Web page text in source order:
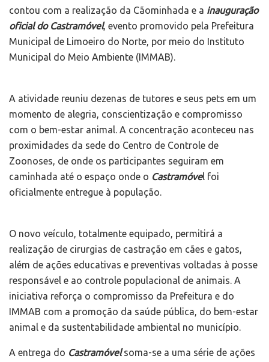
contou com a realização da Cãominhada e a inauguração
oficial do Castramóvel, evento promovido pela Prefeitura
Municipal de Limoeiro do Norte, por meio do Instituto
Municipal do Meio Ambiente (IMMAB).
A atividade reuniu dezenas de tutores e seus pets em um
momento de alegria, conscientização e compromisso
com o bem-estar animal. A concentração aconteceu nas
proximidades da sede do Centro de Controle de
Zoonoses, de onde os participantes seguiram em
caminhada até o espaço onde o Castramóvel foi
oficialmente entregue à população.
O novo veículo, totalmente equipado, permitirá a
realização de cirurgias de castração em cães e gatos,
além de ações educativas e preventivas voltadas à posse
responsável e ao controle populacional de animais. A
iniciativa reforça o compromisso da Prefeitura e do
IMMAB com a promoção da saúde pública, do bem-estar
animal e da sustentabilidade ambiental no município.
A entrega do Castramóvel soma-se a uma série de ações